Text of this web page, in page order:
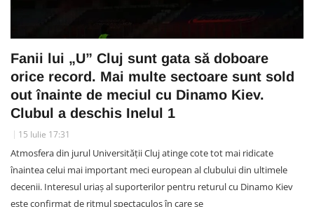
Fanii lui „U” Cluj sunt gata să doboare
orice record. Mai multe sectoare sunt sold
out înainte de meciul cu Dinamo Kiev.
Clubul a deschis Inelul 1
15 Iulie 17:31
Atmosfera din jurul Universității Cluj atinge cote tot mai ridicate
înaintea celui mai important meci european al clubului din ultimele
decenii. Interesul uriaș al suporterilor pentru returul cu Dinamo Kiev
este confirmat de ritmul spectaculos în care se